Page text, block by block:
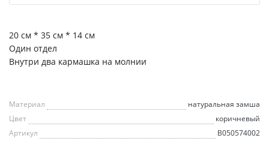
20 см * 35 см * 14 см
Один отдел
Внутри два кармашка на молнии
Материал
натуральная замша
Цвет
коричневый
Артикул
B050574002